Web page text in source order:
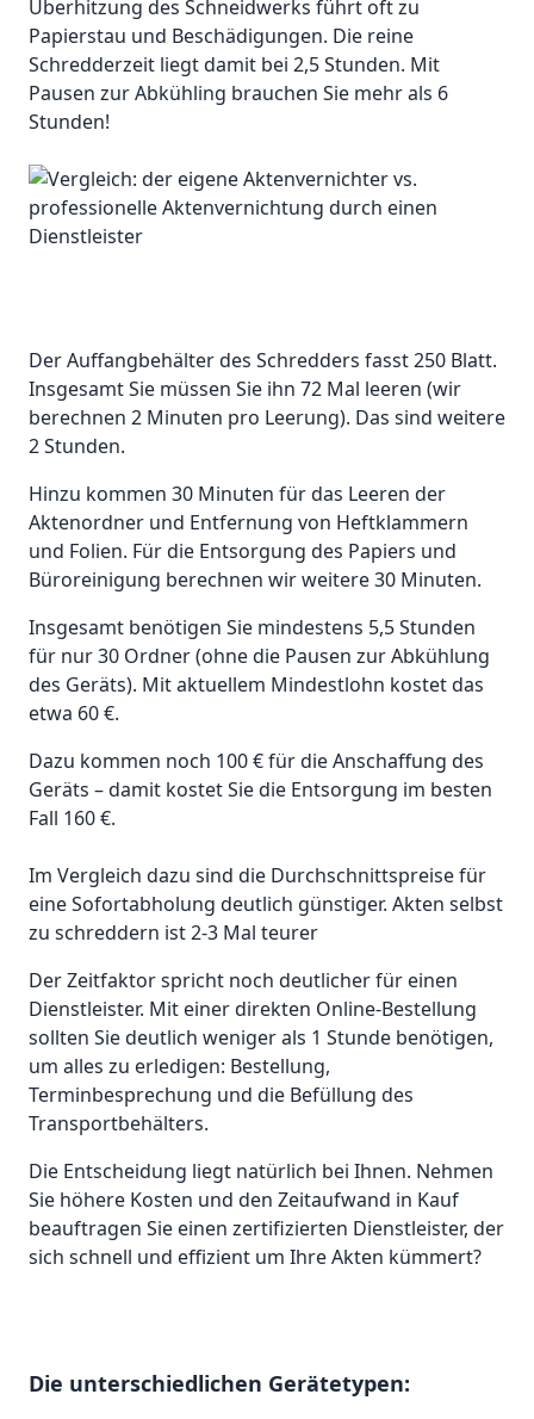
Überhitzung des Schneidwerks führt oft zu
Papierstau und Beschädigungen. Die reine
Schredderzeit liegt damit bei 2,5 Stunden. Mit
Pausen zur Abkühling brauchen Sie mehr als 6
Stunden!
Der Auffangbehälter des Schredders fasst 250 Blatt.
Insgesamt Sie müssen Sie ihn 72 Mal leeren (wir
berechnen 2 Minuten pro Leerung). Das sind weitere
2 Stunden.
Hinzu kommen 30 Minuten für das Leeren der
Aktenordner und Entfernung von Heftklammern
und Folien. Für die Entsorgung des Papiers und
Büroreinigung berechnen wir weitere 30 Minuten.
Insgesamt benötigen Sie mindestens 5,5 Stunden
für nur 30 Ordner (ohne die Pausen zur Abkühlung
des Geräts). Mit aktuellem Mindestlohn kostet das
etwa 60 €.
Dazu kommen noch 100 € für die Anschaffung des
Geräts – damit kostet Sie die Entsorgung im besten
Fall 160 €.
Im Vergleich dazu sind die Durchschnittspreise für
eine Sofortabholung deutlich günstiger. Akten selbst
zu schreddern ist 2-3 Mal teurer
Der Zeitfaktor spricht noch deutlicher für einen
Dienstleister. Mit einer direkten Online-Bestellung
sollten Sie deutlich weniger als 1 Stunde benötigen,
um alles zu erledigen: Bestellung,
Terminbesprechung und die Befüllung des
Transportbehälters.
Die Entscheidung liegt natürlich bei Ihnen. Nehmen
Sie höhere Kosten und den Zeitaufwand in Kauf
beauftragen Sie einen zertifizierten Dienstleister, der
sich schnell und effizient um Ihre Akten kümmert?
Die unterschiedlichen Gerätetypen: